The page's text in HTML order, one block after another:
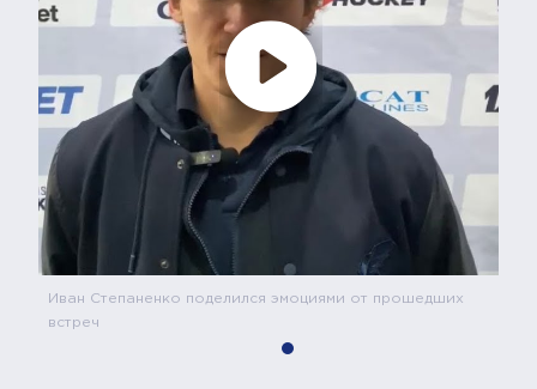
Иван Степаненко поделился эмоциями от прошедших
встреч